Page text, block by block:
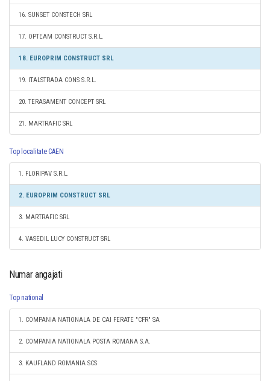
16. SUNSET CONSTECH SRL
17. OPTEAM CONSTRUCT S.R.L.
18. EUROPRIM CONSTRUCT SRL
19. ITALSTRADA CONS S.R.L.
20. TERASAMENT CONCEPT SRL
21. MARTRAFIC SRL
Top localitate CAEN
1. FLORIPAV S.R.L.
2. EUROPRIM CONSTRUCT SRL
3. MARTRAFIC SRL
4. VASEDIL LUCY CONSTRUCT SRL
Numar angajati
Top national
1. COMPANIA NATIONALA DE CAI FERATE "CFR" SA
2. COMPANIA NATIONALA POSTA ROMANA S.A.
3. KAUFLAND ROMANIA SCS